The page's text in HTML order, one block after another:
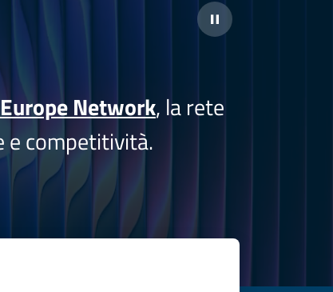
Network, la rete
e competitività.